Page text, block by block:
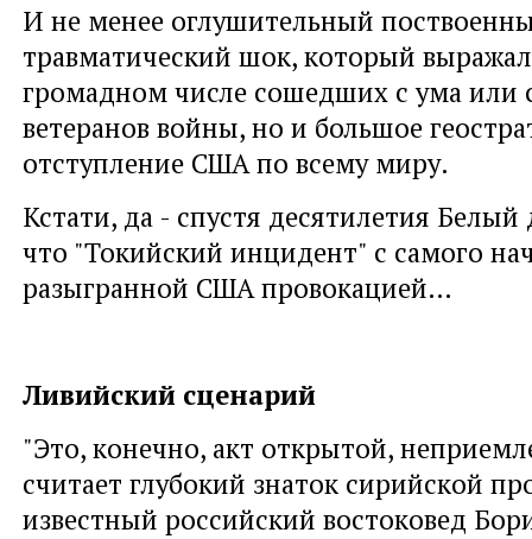
И не менее оглушительный
травматический шок, который
громадном числе сошедших с ума или
ветеранов войны, но и большое
отступление США по всему миру.
Кстати, да - спустя десятилетия
что "Токийский инцидент" с самого
разыгранной США провокацией…
Ливийский сценарий
"Это, конечно, акт открытой,
считает глубокий знаток сирийской
известный российский востоковед